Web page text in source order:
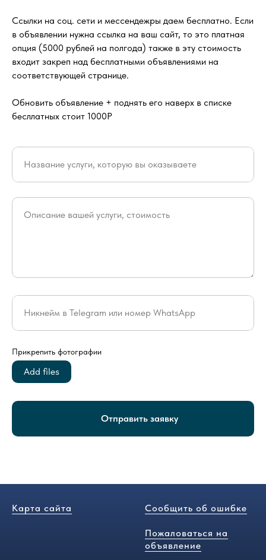
Ссылки на соц. сети и мессендежры даем бесплатно. Если
в объявлении нужна ссылка на ваш сайт, то это платная
опция (5000 рублей на полгода) также в эту стоимость
входит закреп над бесплатными объявлениями на
соответствующей странице.
Обновить объявление + поднять его наверх в списке
бесллатных стоит 1000Р
Название услуги, которую вы оказываете
Описание вашей услуги, стоимость
Никнейм в Telegram или номер WhatsApp
Прикрепить фотографии
Add files
Отправить заявку
Карта сайта Сообщить об ошибке
Пожаловаться на
объявление